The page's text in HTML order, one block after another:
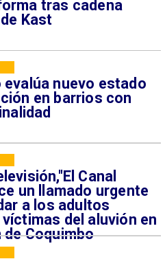
tras cadena
Kast
evalúa nuevo estado
en barrios con
Canal
un llamado urgente
a los adultos
del aluvión en
de Coquimbo